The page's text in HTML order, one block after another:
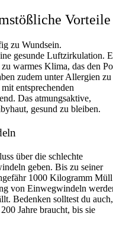
Vorteile
zu Wundsein.
gesunde Luftzirkulation.
warmes Klima, das den Po
zudem unter Allergien zu
entsprechenden
Das atmungsaktive,
gesund zu bleiben.
über die schlechte
geben. Bis zu seiner
1000 Kilogramm Müll
von Einwegwindeln
Bedenken solltest du auch,
Jahre braucht, bis sie